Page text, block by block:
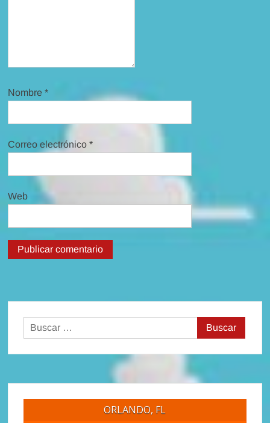
Nombre*
Correo electrónico*
Web
Buscar:
ORLANDO, FL